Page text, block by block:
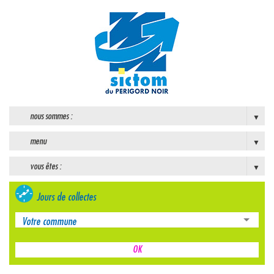
nous sommes :
menu
vous êtes :
Jours de collectes